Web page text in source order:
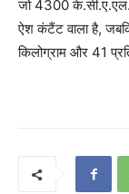
जो 4300
ऐश कंटैंट वाला है,
किलोग्राम और 41